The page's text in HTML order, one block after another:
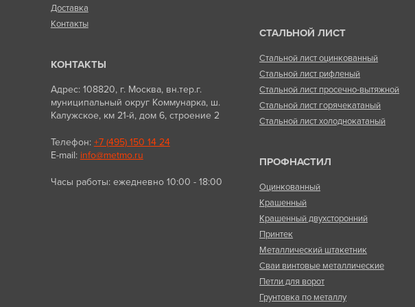
Доставка
Контакты
КОНТАКТЫ
Адрес: 108820, г. Москва, вн.тер.г.
муниципальный округ Коммунарка, ш.
Калужское, км 21-й, дом 6, строение 2
Телефон: +7 (495) 150 14 24
E-mail: info@metmo.ru
Часы работы: ежедневно 10:00 - 18:00
СТАЛЬНОЙ ЛИСТ
Стальной лист оцинкованный
Стальной лист рифленый
Стальной лист просечно-вытяжной
Стальной лист горячекатаный
Стальной лист холоднокатаный
ПРОФНАСТИЛ
Оцинкованный
Крашенный
Крашенный двухсторонний
Принтек
Металлический штакетник
Сваи винтовые металлические
Петли для ворот
Грунтовка по металлу